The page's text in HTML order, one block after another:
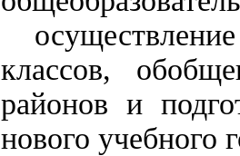
классов,
районов и
нового учебного